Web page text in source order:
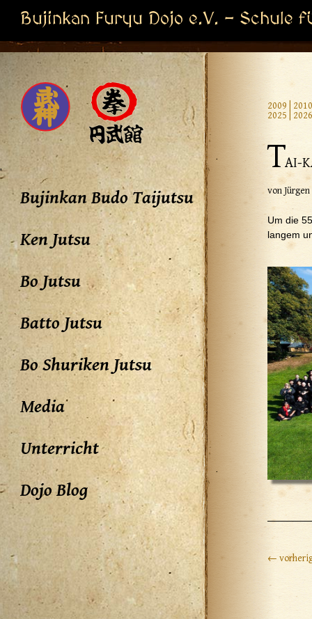
Bujinkan Furyu Dojo e.V. - Schule
'
Bujinkan Budo Taijutsu
Ken Jutsu
Bo Jutsu
Batto Jutsu
Bo Shuriken Jutsu
Media
Unterricht
Dojo Blog
2009
2010
2025
2026
TAI-
von Jürgen
Um die
langem
←